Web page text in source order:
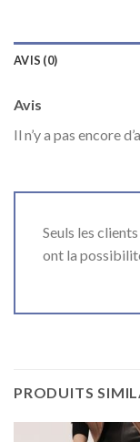
AVIS (0)
Avis
Il n’y a pas encore
Seuls les
ont la
PRODUITS